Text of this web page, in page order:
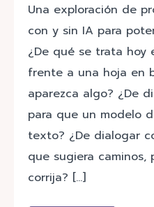
Una exploración de
con y sin IA para
¿De qué se trata hoy
frente a una hoja en
aparezca algo? ¿De
para que un modelo
texto? ¿De dialogar
que sugiera caminos,
corrija? […]